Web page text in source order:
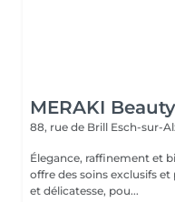
MERAKI
88, rue de Brill Esch-sur-
Élegance, raffinement et
offre des soins exclusifs et
et délicatesse, pou...